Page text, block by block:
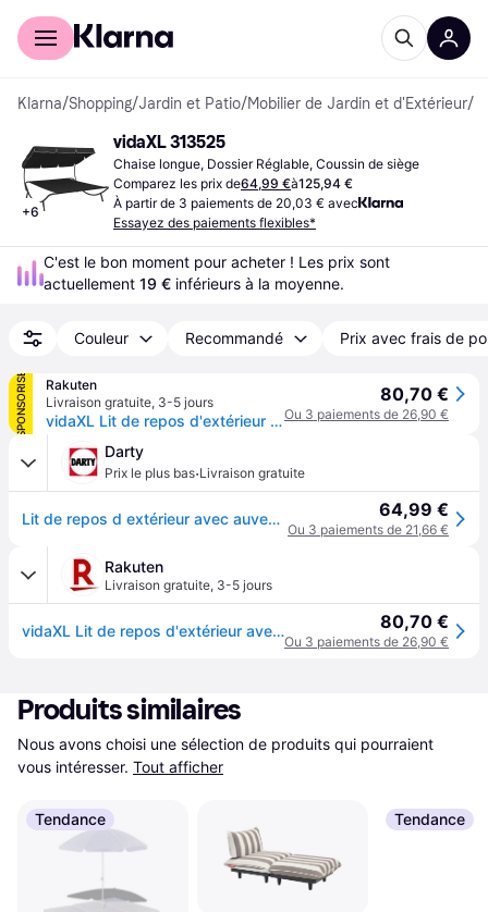
Acheter avec Klarna
Klarna/Shopping/Jardin et Patio/Mobilier de Jardin et d'Extérieur/
+6
vidaXL 313525
Chaise longue, Dossier Réglable, Coussin de siège
Comparez les prix de64,99 €à125,94 €
À partir de 3 paiements de 20,03 € avec
Essayez des paiements flexibles*
C'est le bon moment pour acheter ! Les prix sont
actuellement 19 € inférieurs à la moyenne.
Couleur Recommandé Prix avec frais de
SPONSORISÉ
Rakuten
Livraison gratuite, 3-5 jours
vidaXL Lit de repos d'extérieur avec auvent et oreiller bleu
80,70 €
Ou 3 paiements de 26,90 €
Darty
Prix le plus bas·Livraison gratuite
Lit de repos d extérieur avec auvent et oreiller bleu 64,99 €
Ou 3 paiements de 21,66 €
Rakuten
Livraison gratuite, 3-5 jours
vidaXL Lit de repos d'extérieur avec auvent et oreiller bleu 80,70 €
Ou 3 paiements de 26,90 €
Produits similaires
Nous avons choisi une sélection de produits qui pourraient
vous intéresser. Tout afficher
Tendance Tendance